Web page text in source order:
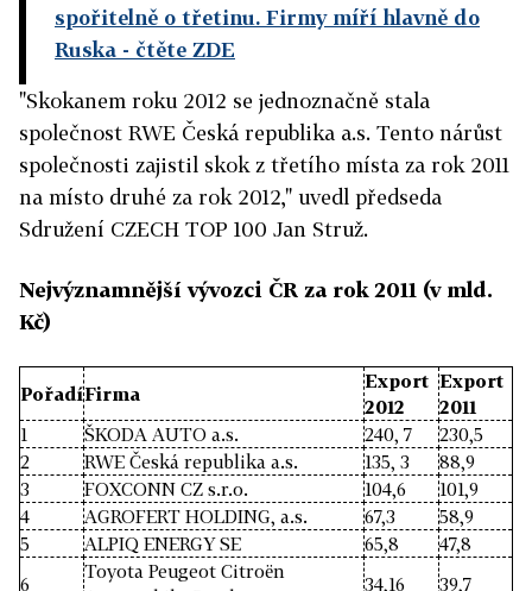
spořitelně o třetinu. Firmy míří hlavně do
Ruska - čtěte ZDE
"Skokanem roku 2012 se jednoznačně stala
společnost RWE Česká republika a.s. Tento nárůst
společnosti zajistil skok z třetího místa za rok 2011
na místo druhé za rok 2012," uvedl předseda
Sdružení CZECH TOP 100 Jan Struž.
Nejvýznamnější vývozci ČR za rok 2011 (v mld.
Kč)
PořadíFirma
Export
2012
Export
2011
1
ŠKODA AUTO a.s. 240, 7
230,5
2
RWE Česká republika a.s. 135, 3
88,9
3
FOXCONN CZ s.r.o. 104,6
101,9
4
AGROFERT HOLDING, a.s. 67,3
58,9
5
ALPIQ ENERGY SE 65,8
47,8
6
Toyota Peugeot Citroën
34,16
39,7